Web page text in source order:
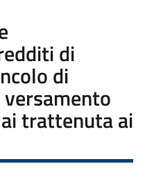
di
di
trattenuta ai